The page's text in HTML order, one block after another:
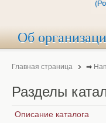
Об
Главная страница ⇒
Разделы
Описание каталога